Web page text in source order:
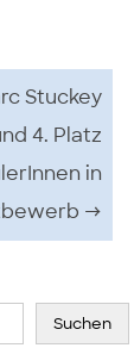
Stuckey
4. Platz
in
→
Suchen